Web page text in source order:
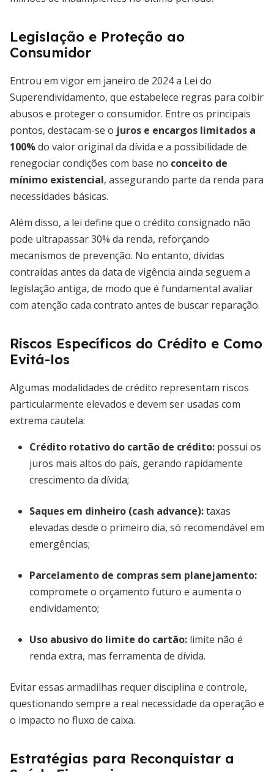
Legislação e Proteção ao
Consumidor
Entrou em vigor em janeiro de 2024 a Lei do
Superendividamento, que estabelece regras para coibir
abusos e proteger o consumidor. Entre os principais
pontos, destacam-se o juros e encargos limitados a
100%do valor original da dívida e a possibilidade de
renegociar condições com base no conceito de
mínimo existencial, assegurando parte da renda para
necessidades básicas.
Além disso, a lei define que o crédito consignado não
pode ultrapassar 30% da renda, reforçando
mecanismos de prevenção. No entanto, dívidas
contraídas antes da data de vigência ainda seguem a
legislação antiga, de modo que é fundamental avaliar
com atenção cada contrato antes de buscar reparação.
Riscos Específicos do Crédito e Como
Evitá-los
Algumas modalidades de crédito representam riscos
particularmente elevados e devem ser usadas com
extrema cautela:
Crédito rotativo do cartão de crédito: possui os
juros mais altos do país, gerando rapidamente
crescimento da dívida;
Saques em dinheiro (cash advance):taxas
elevadas desde o primeiro dia, só recomendável em
emergências;
Parcelamento de compras sem planejamento:
compromete o orçamento futuro e aumenta o
endividamento;
Uso abusivo do limite do cartão: limite não é
renda extra, mas ferramenta de dívida.
Evitar essas armadilhas requer disciplina e controle,
questionando sempre a real necessidade da operação e
o impacto no fluxo de caixa.
Estratégias para Reconquistar a